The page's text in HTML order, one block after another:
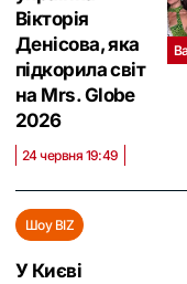
Вікторія
Денісова, яка
підкорила світ
на Mrs. Globe
2026
24 червня 19:49
Шоу BIZ
У Києві